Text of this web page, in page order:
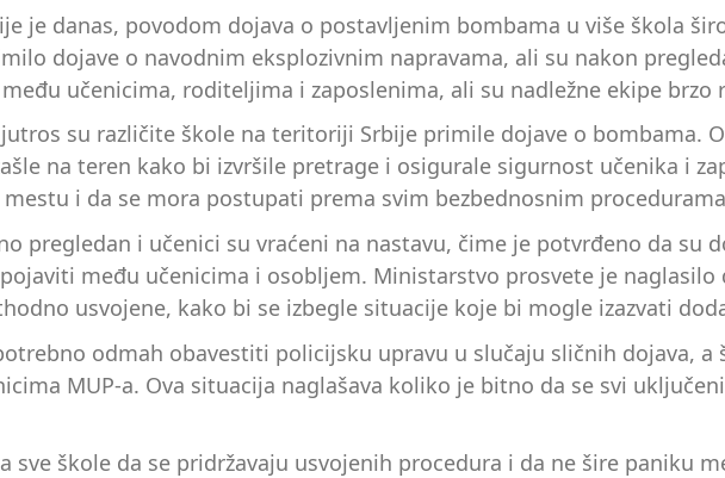
je danas, povodom dojava o postavljenim bombama u više škola
dojave o navodnim eksplozivnim napravama, ali su nakon
učenicima, roditeljima i zaposlenima, ali su nadležne ekipe brzo
su različite škole na teritoriji Srbije primile dojave o bombama.
na teren kako bi izvršile pretrage i osigurale sigurnost učenika i
i da se mora postupati prema svim bezbednosnim
pregledan i učenici su vraćeni na nastavu, čime je potvrđeno da su
među učenicima i osobljem. Ministarstvo prosvete je naglasilo
usvojene, kako bi se izbegle situacije koje bi mogle izazvati
odmah obavestiti policijsku upravu u slučaju sličnih dojava,
MUP-a. Ova situacija naglašava koliko je bitno da se svi
sve škole da se pridržavaju usvojenih procedura i da ne šire paniku